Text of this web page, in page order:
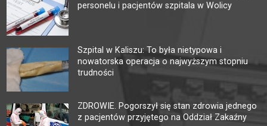
personelu i pacjentów szpitala w Wolicy
Szpital w Kaliszu: To była nietypowa i
nowatorska operacja o najwyższym stopniu
trudności
ZDROWIE. Pogorszył się stan zdrowia jednego
z pacjentów przyjętego na Oddział Zakaźny